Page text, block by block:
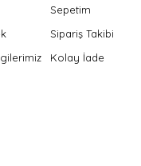
Sepetim
Sipariş Takibi
Kolay İade